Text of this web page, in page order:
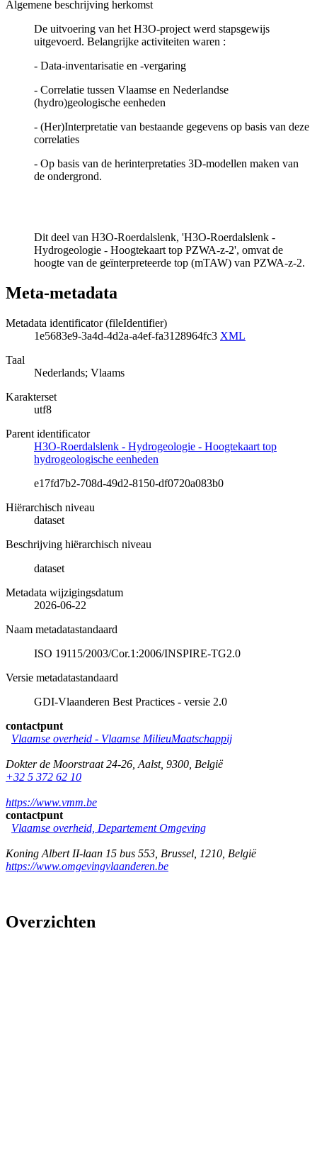
Algemene beschrijving herkomst
De uitvoering van het H3O-project werd stapsgewijs
uitgevoerd. Belangrijke activiteiten waren :
- Data-inventarisatie en -vergaring
- Correlatie tussen Vlaamse en Nederlandse
(hydro)geologische eenheden
- (Her)Interpretatie van bestaande gegevens op basis van deze
correlaties
- Op basis van de herinterpretaties 3D-modellen maken van
de ondergrond.
Dit deel van H3O-Roerdalslenk, 'H3O-Roerdalslenk -
Hydrogeologie - Hoogtekaart top PZWA-z-2', omvat de
hoogte van de geïnterpreteerde top (mTAW) van PZWA-z-2.
Meta-metadata
Metadata identificator (fileIdentifier)
1e5683e9-3a4d-4d2a-a4ef-fa3128964fc3 XML
Taal
Nederlands; Vlaams
Karakterset
utf8
Parent identificator
H3O-Roerdalslenk - Hydrogeologie - Hoogtekaart top
hydrogeologische eenheden
e17fd7b2-708d-49d2-8150-df0720a083b0
Hiërarchisch niveau
dataset
Beschrijving hiërarchisch niveau
dataset
Metadata wijzigingsdatum
2026-06-22
Naam metadatastandaard
ISO 19115/2003/Cor.1:2006/INSPIRE-TG2.0
Versie metadatastandaard
GDI-Vlaanderen Best Practices - versie 2.0
contactpunt
Vlaamse overheid - Vlaamse MilieuMaatschappij
Dokter de Moorstraat 24-26 Aalst, 9300 België
+32 5 372 62 10
https://www.vmm.be
contactpunt
Vlaamse overheid, Departement Omgeving
Koning Albert II-laan 15 bus 553 Brussel 1210 België
https://www.omgevingvlaanderen.be
Overzichten